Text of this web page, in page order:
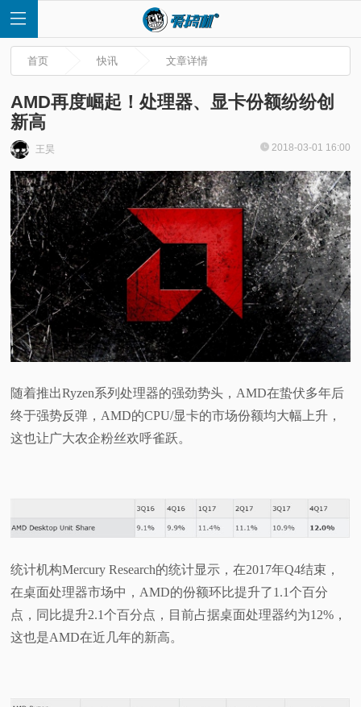
首
页
快
讯
评
测
视
验
专
首页 快讯 文章详情
AMD再度崛起！处理器、显卡份额纷纷创
新高
王昊 2018-03-01 16:00
随着推出Ryzen系列处理器的强劲势头，AMD在蛰伏多年后
终于强势反弹，AMD的CPU/显卡的市场份额均大幅上升，
这也让广大农企粉丝欢呼雀跃。
统计机构Mercury Research的统计显示，在2017年Q4结束，
在桌面处理器市场中，AMD的份额环比提升了1.1个百分
点，同比提升2.1个百分点，目前占据桌面处理器约为12%，
这也是AMD在近几年的新高。